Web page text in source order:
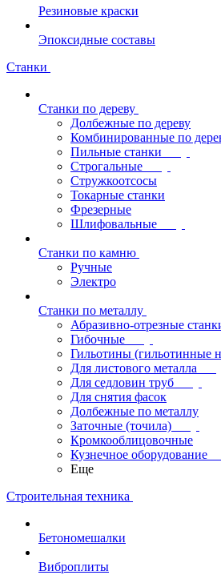
Резиновые краски
Эпоксидные составы
Станки
Станки по дереву
Долбежные по дереву
Комбинированные по
Пильные станки
Строгальные
Стружкоотсосы
Токарные станки
Фрезерные
Шлифовальные
Станки по камню
Ручные
Электро
Станки по металлу
Абразивно-отрезные
Гибочные
Гильотины (гильотинные
Для листового металла
Для седловин труб
Для снятия фасок
Долбежные по металлу
Заточные (точила)
Кромкооблицовочные
Кузнечное оборудование
Еще
Строительная техника
Бетономешалки
Виброплиты